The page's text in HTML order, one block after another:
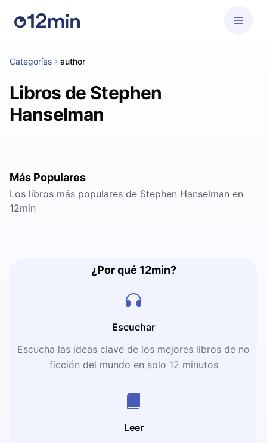
Categorías author
Libros de Stephen
Hanselman
Más Populares
Los libros más populares de Stephen Hanselman en
12min
¿Por qué 12min?
Escuchar
Escucha las ideas clave de los mejores libros de no
ficción del mundo en solo 12 minutos
Leer